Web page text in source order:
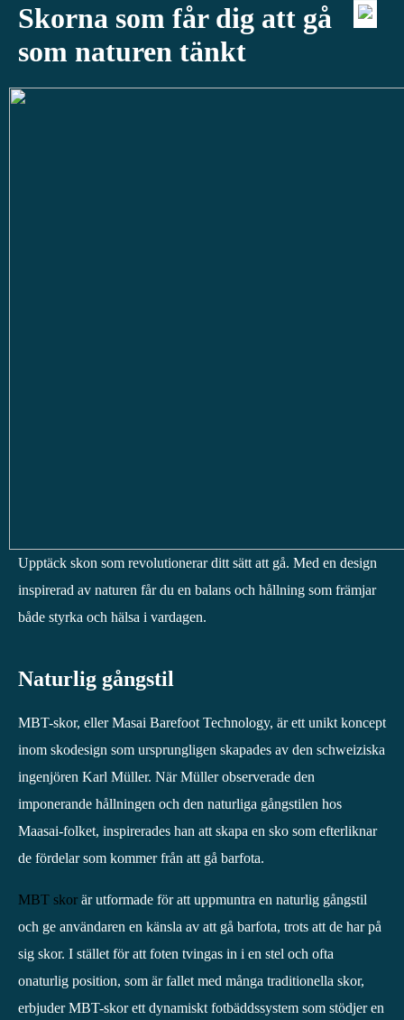
Skorna som får dig att gå
som naturen tänkt
Upptäck skon som revolutionerar ditt sätt att gå. Med en design
inspirerad av naturen får du en balans och hållning som främjar
både styrka och hälsa i vardagen.
Naturlig gångstil
MBT-skor, eller Masai Barefoot Technology, är ett unikt koncept
inom skodesign som ursprungligen skapades av den schweiziska
ingenjören Karl Müller. När Müller observerade den
imponerande hållningen och den naturliga gångstilen hos
Maasai-folket, inspirerades han att skapa en sko som efterliknar
de fördelar som kommer från att gå barfota.
MBT skor är utformade för att uppmuntra en naturlig gångstil
och ge användaren en känsla av att gå barfota, trots att de har på
sig skor. I stället för att foten tvingas in i en stel och ofta
onaturlig position, som är fallet med många traditionella skor,
erbjuder MBT-skor ett dynamiskt fotbäddssystem som stödjer en